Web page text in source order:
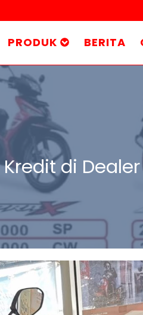
PRODUK BERITA
di